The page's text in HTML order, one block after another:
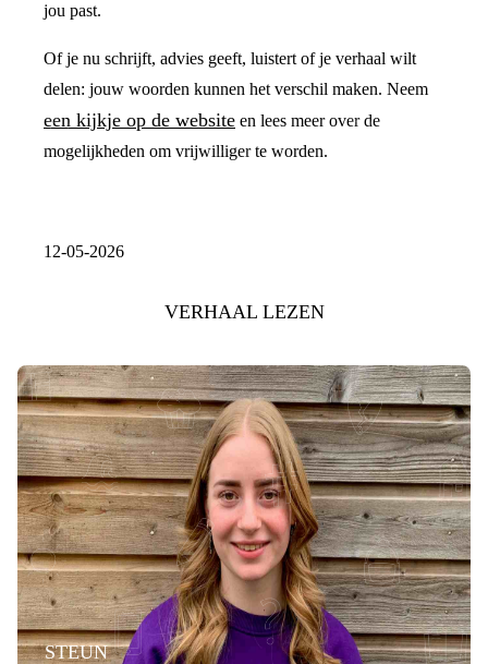
jou past.
Of je nu schrijft, advies geeft, luistert of je verhaal wilt
delen: jouw woorden kunnen het verschil maken. Neem
een kijkje op de website en lees meer over de
mogelijkheden om vrijwilliger te worden.
12-05-2026
VERHAAL LEZEN
STEUN